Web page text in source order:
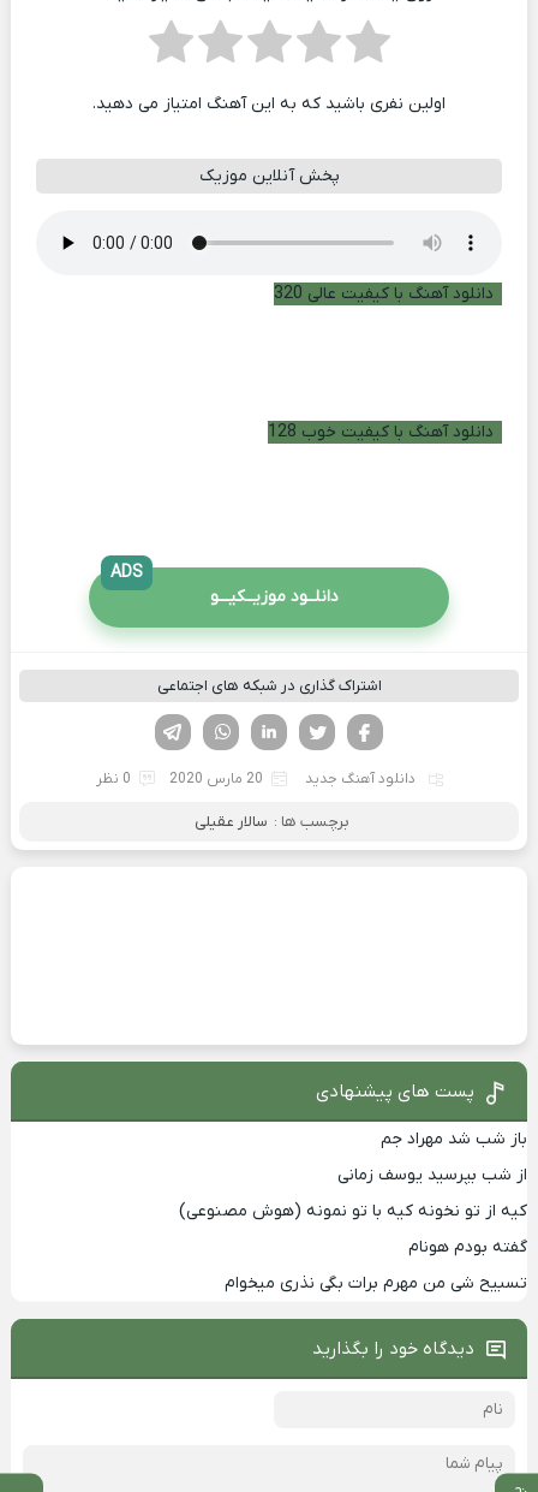
اولین نفری باشید که به این آهنگ امتیاز می دهید.
پخش آنلاین موزیک
دانلود آهنگ با کیفیت عالی 320
دانلود آهنگ با کیفیت خوب 128
دانلــود موزیــکیـــو
ADS
اشتراک گذاری در شبکه های اجتماعی
لینکدین تویتر
فیسوک
دانلود آهنگ جدید 20 مارس 2020 0 نظر
برچسب ها : سالار عقیلی
پست های پیشنهادی
باز شب شد مهراد جم
از شب بپرسید یوسف زمانی
کیه از تو نخونه کیه با تو نمونه (هوش مصنوعی)
گفته بودم هونام
تسبیح شی من مهرم برات بگی نذری میخوام
دیدگاه خود را بگذارید